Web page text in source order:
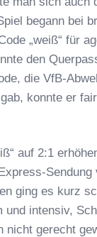
begann bei
„weiß“ für
den
die VfB-
konnte er
auf 2:1
Sendung
ging es kurz
intensiv,
gerecht